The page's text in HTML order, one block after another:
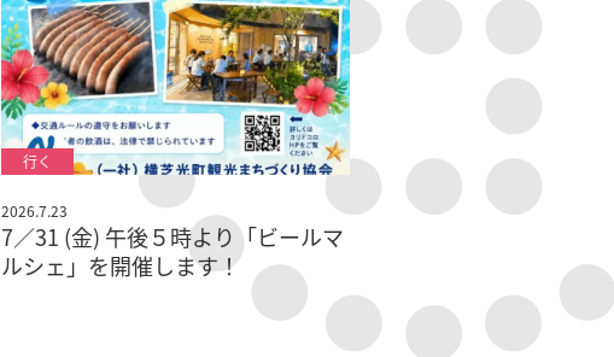
2026.7.23
7／31 (金) 午後５時より「ビールマ
ルシェ」を開催します！